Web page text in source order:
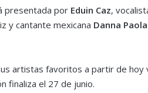
presentada por Eduin Caz,
y cantante mexicana Danna Paola
artistas favoritos a partir de hoy
finaliza el 27 de junio.